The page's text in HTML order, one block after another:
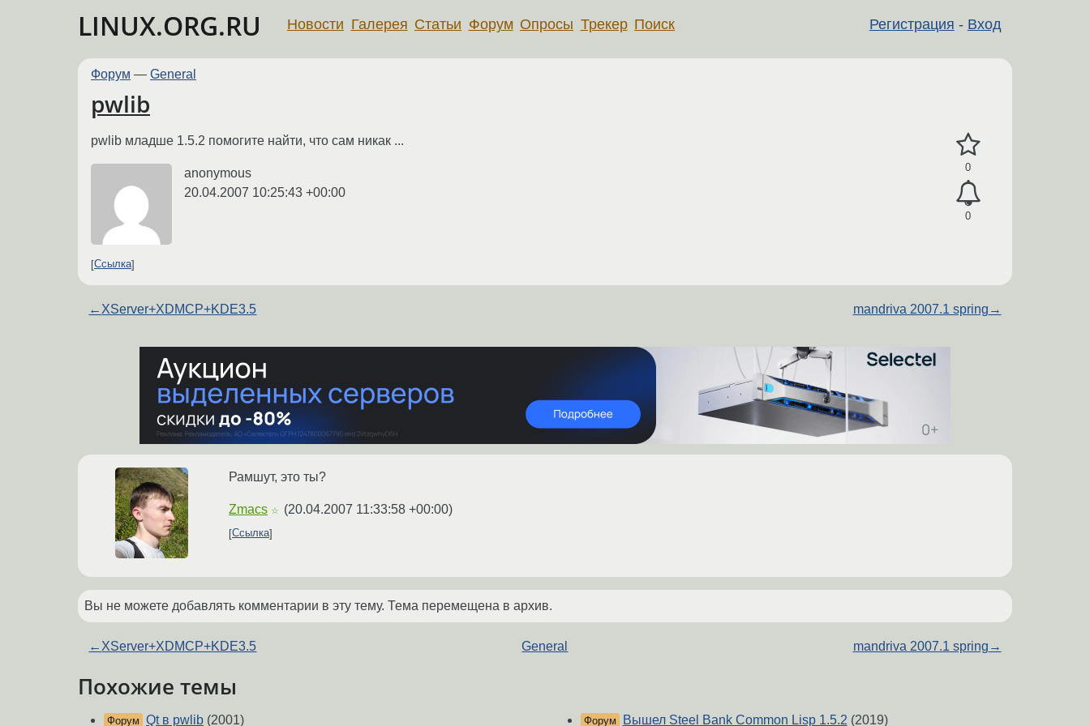
LINUX.ORG.RU Регистрация - Вход
Новости Галерея Статьи Форум Опросы Трекер Поиск
Форум — General
pwlib
0
0
pwlib младше 1.5.2 помогите найти, что сам никак ...
anonymous
20.04.2007 10:25:43 +00:00
Ссылка
← XServer+XDMCP+KDE3.5 mandriva 2007.1 spring →
Рамшут, это ты?
Zmacs ☆ (20.04.2007 11:33:58 +00:00)
Ссылка
Вы не можете добавлять комментарии в эту тему. Тема перемещена в архив.
← XServer+XDMCP+KDE3.5 General mandriva 2007.1 spring →
Похожие темы
Форум Qt в pwlib (2001) Форум Вышел Steel Bank Common Lisp 1.5.2 (2019)